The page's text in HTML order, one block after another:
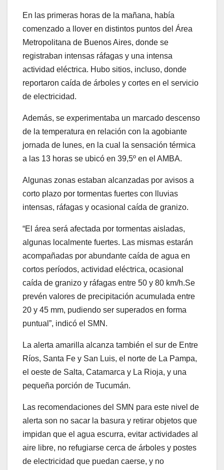
En las primeras horas de la mañana, había
comenzado a llover en distintos puntos del Área
Metropolitana de Buenos Aires, donde se
registraban intensas ráfagas y una intensa
actividad eléctrica. Hubo sitios, incluso, donde
reportaron caída de árboles y cortes en el servicio
de electricidad.
Además, se experimentaba un marcado descenso
de la temperatura en relación con la agobiante
jornada de lunes, en la cual la sensación térmica
a las 13 horas se ubicó en 39,5º en el AMBA.
Algunas zonas estaban alcanzadas por avisos a
corto plazo por tormentas fuertes con lluvias
intensas, ráfagas y ocasional caída de granizo.
“El área será afectada por tormentas aisladas,
algunas localmente fuertes. Las mismas estarán
acompañadas por abundante caída de agua en
cortos períodos, actividad eléctrica, ocasional
caída de granizo y ráfagas entre 50 y 80 km/h.Se
prevén valores de precipitación acumulada entre
20 y 45 mm, pudiendo ser superados en forma
puntual”, indicó el SMN.
La alerta amarilla alcanza también el sur de Entre
Ríos, Santa Fe y San Luis, el norte de La Pampa,
el oeste de Salta, Catamarca y La Rioja, y una
pequeña porción de Tucumán.
Las recomendaciones del SMN para este nivel de
alerta son no sacar la basura y retirar objetos que
impidan que el agua escurra, evitar actividades al
aire libre, no refugiarse cerca de árboles y postes
de electricidad que puedan caerse, y no